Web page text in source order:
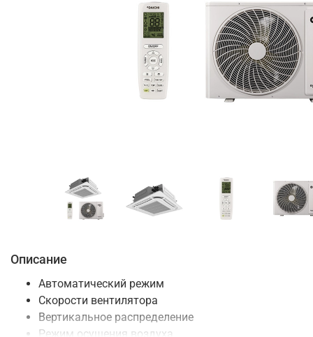
Описание
Автоматический режим
Скорости вентилятора
Вертикальное распределение
Режим осушения воздуха